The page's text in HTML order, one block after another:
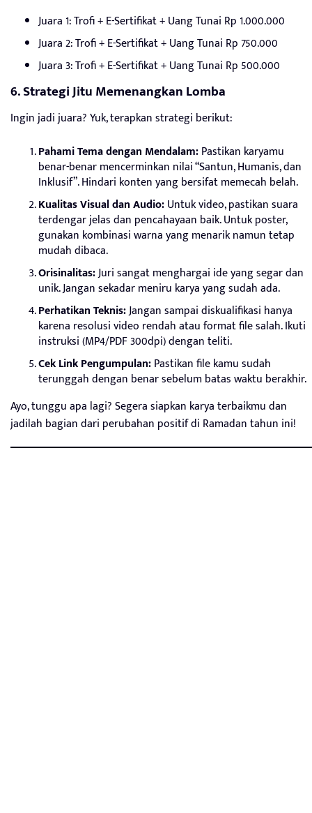
Juara 1: Trofi + E-Sertifikat + Uang Tunai Rp 1.000.000
Juara 2: Trofi + E-Sertifikat + Uang Tunai Rp 750.000
Juara 3: Trofi + E-Sertifikat + Uang Tunai Rp 500.000
6. Strategi Jitu Memenangkan Lomba
Ingin jadi juara? Yuk, terapkan strategi berikut:
Pahami Tema dengan Mendalam:Pastikan karyamu
benar-benar mencerminkan nilai “Santun, Humanis, dan
Inklusif”. Hindari konten yang bersifat memecah belah.
Kualitas Visual dan Audio:Untuk video, pastikan suara
terdengar jelas dan pencahayaan baik. Untuk poster,
gunakan kombinasi warna yang menarik namun tetap
mudah dibaca.
Orisinalitas:Juri sangat menghargai ide yang segar dan
unik. Jangan sekadar meniru karya yang sudah ada.
Perhatikan Teknis:Jangan sampai diskualifikasi hanya
karena resolusi video rendah atau format file salah. Ikuti
instruksi (MP4/PDF 300dpi) dengan teliti.
Cek Link Pengumpulan:Pastikan file kamu sudah
terunggah dengan benar sebelum batas waktu berakhir.
Ayo, tunggu apa lagi? Segera siapkan karya terbaikmu dan
jadilah bagian dari perubahan positif di Ramadan tahun ini!